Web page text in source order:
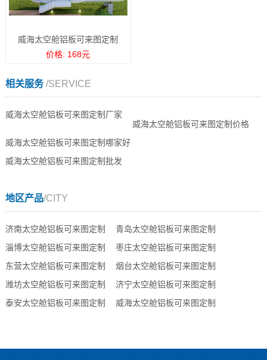
威海太空舱铝板可来图定制
价格: 168元
相关服务/SERVICE
威海太空舱铝板可来图定制厂家
威海太空舱铝板可来图定制价格
威海太空舱铝板可来图定制哪家好
威海太空舱铝板可来图定制批发
地区产品/CITY
济南太空舱铝板可来图定制
青岛太空舱铝板可来图定制
淄博太空舱铝板可来图定制
枣庄太空舱铝板可来图定制
东营太空舱铝板可来图定制
烟台太空舱铝板可来图定制
潍坊太空舱铝板可来图定制
济宁太空舱铝板可来图定制
泰安太空舱铝板可来图定制
威海太空舱铝板可来图定制